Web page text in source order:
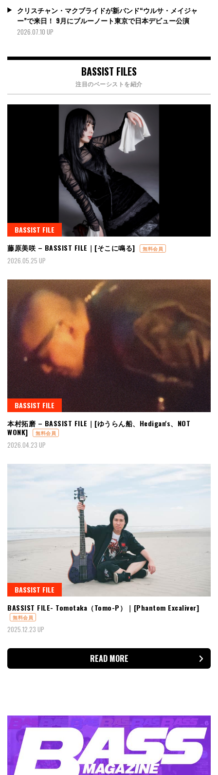
クリスチャン・マクブライドが新バンド“ウルサ・メイジャ
ー”で来日！ 9月にブルーノート東京で日本デビュー公演
2026.07.10 UP
BASSIST FILES
注目のベーシストを紹介
BASSIST FILE
藤原美咲 – BASSIST FILE｜[そこに鳴る]
無料会員
2026.05.25 UP
BASSIST FILE
本村拓磨 – BASSIST FILE｜[ゆうらん船、Hedigan's、NOT
WONK]
無料会員
2026.04.23 UP
BASSIST FILE
BASSIST FILE- Tomotaka（Tomo-P）｜[Phantom Excaliver]
無料会員
2025.12.23 UP
READ MORE